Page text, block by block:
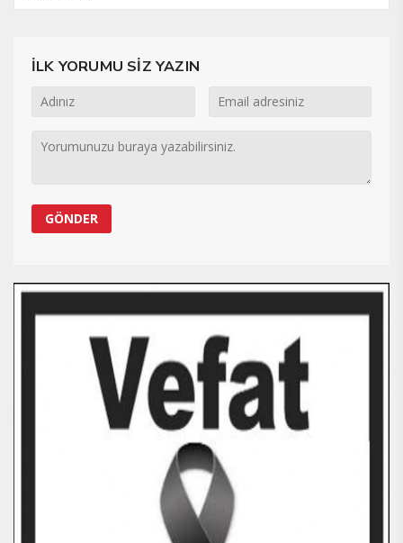
İLK YORUMU SİZ YAZIN